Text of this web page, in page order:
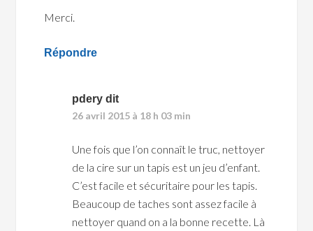
Merci.
Répondre
pdery dit
26 avril 2015 à 18 h 03 min
Une fois que l’on connaît le truc, nettoyer
de la cire sur un tapis est un jeu d’enfant.
C’est facile et sécuritaire pour les tapis.
Beaucoup de taches sont assez facile à
nettoyer quand on a la bonne recette. Là